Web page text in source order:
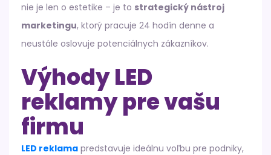
nie je len o estetike – je to strategický nástroj
marketingu, ktorý pracuje 24 hodín denne a
neustále oslovuje potenciálnych zákazníkov.
Výhody LED
reklamy pre vašu
firmu
LED reklama predstavuje ideálnu voľbu pre podniky,